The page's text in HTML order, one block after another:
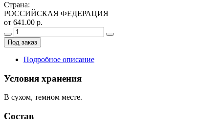
Страна:
РОССИЙСКАЯ ФЕДЕРАЦИЯ
от 641.00 р.
Под заказ
Подробное описание
Условия хранения
В сухом, темном месте.
Состав